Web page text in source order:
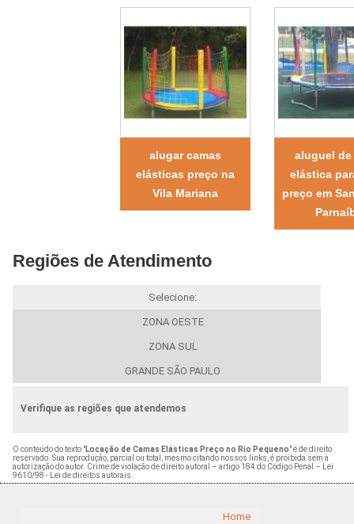
alugar camas
elásticas preço na
Vila Mariana
aluguel de
elástica
preço em
Regiões de Atendimento
Selecione:
ZONA OESTE
ZONA SUL
GRANDE SÃO PAULO
Verifique as regiões que atendemos
O conteúdo do texto "Locação de Camas Elásticas Preço no Rio Pequeno" é de direito
reservado. Sua reprodução, parcial ou total, mesmo citando nossos links, é proibida sem a
autorização do autor. Crime de violação de direito autoral – artigo 184 do Código Penal –
Lei
9610/98 - Lei de direitos autorais
Home